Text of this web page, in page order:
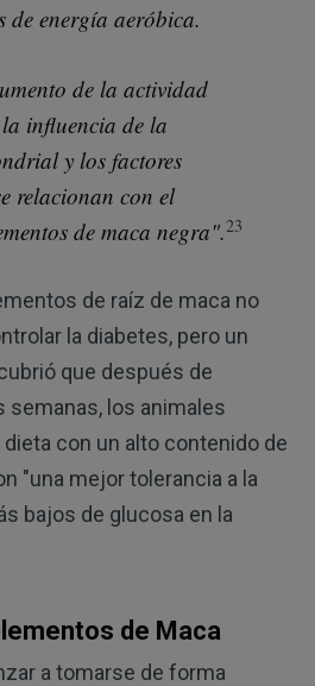
de energía aeróbica.
de la actividad
influencia de la
y los factores
relacionan con el
de maca negra".23
de raíz de maca no
la diabetes, pero un
que después de
semanas, los animales
con un alto contenido de
"una mejor tolerancia a la
bajos de glucosa en la
de Maca
a tomarse de forma